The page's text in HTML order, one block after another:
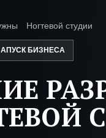
Ногтевой студии
БИЗНЕСА